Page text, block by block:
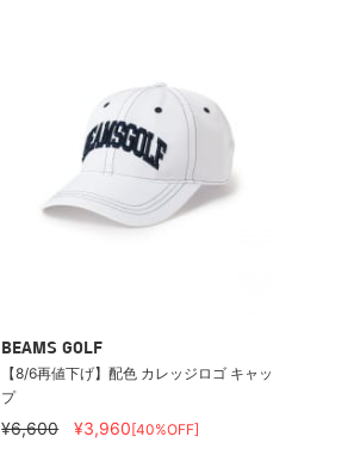
BEAMS GOLF
【8/6再値下げ】配色 カレッジロゴ キャッ
プ
¥6,600 ¥3,960[40%OFF]